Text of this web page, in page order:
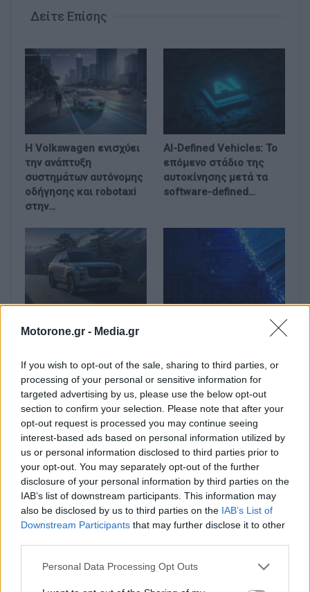
Motorone.gr - Media.gr
If you wish to opt-out of the sale, sharing to third parties, or
processing of your personal or sensitive information for
targeted advertising by us, please use the below opt-out
section to confirm your selection. Please note that after your
opt-out request is processed you may continue seeing
interest-based ads based on personal information utilized by
us or personal information disclosed to third parties prior to
your opt-out. You may separately opt-out of the further
disclosure of your personal information by third parties on the
IAB’s list of downstream participants. This information may
also be disclosed by us to third parties on the IAB’s List of
Downstream Participants that may further disclose it to other
Personal Data Processing Opt Outs
Δείτε Επίσης
H Volkswagen ενισχύει
την ανάπτυξη
συστημάτων αυτόνομης
οδήγησης και robotaxi
στην…
AI-Defined Vehicles: Το
επόμενο στάδιο της
αυτοκίνησης μετά τα
software-defined…
Super Intelligent Valet
Parking: Ένας βοηθός
Omoda & Jaecoo
αυτοκινήτων από μήνες
σε…